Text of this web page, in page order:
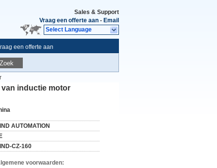
Sales & Support
Vraag een offerte aan - Email
Select Language
een offerte aan
Zoek
inductie motor
AUTOMATION
CZ-160
voorwaarden: